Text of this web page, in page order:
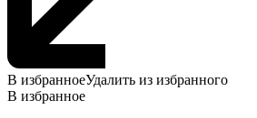
В избранноеУдалить из избранного
В избранное